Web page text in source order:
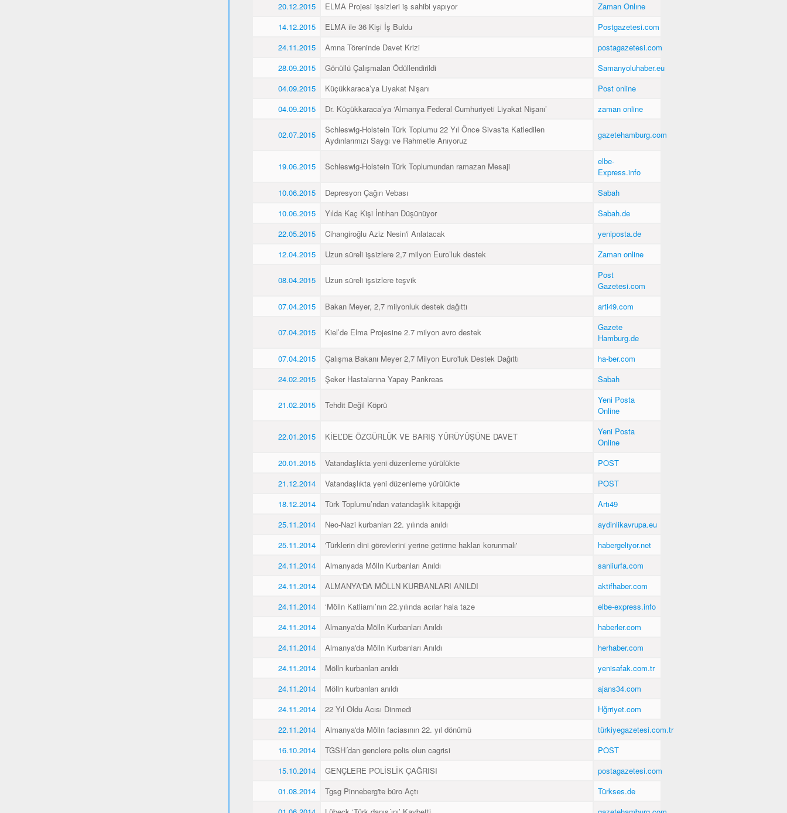
20.12.2015
ELMA Projesi işsizleri iş sahibi yapıyor
Zaman Onlıne
14.12.2015
ELMA ile 36 Kişi İş Buldu
Postgazetesi.com
24.11.2015
Amna Töreninde Davet Krizi
postagazetesi.com
28.09.2015
Gönüllü Çalışmaları Ödüllendirildi
Samanyoluhaber.eu
04.09.2015
Küçükkaraca’ya Liyakat Nişanı
Post online
04.09.2015
Dr. Küçükkaraca’ya ‘Almanya Federal Cumhuriyeti Liyakat Nişanı’ zaman online
02.07.2015
Schleswig-Holstein Türk Toplumu 22 Yıl Önce Sivas'ta Katledilen
Aydınlarımızı Saygı ve Rahmetle Anıyoruz
gazetehamburg.com
19.06.2015 Schleswig-Holstein Türk Toplumundan ramazan Mesaji
elbe-
Express.info
10.06.2015
Depresyon Çağın Vebası
Sabah
10.06.2015
Yılda Kaç Kişi İntıharı Düşünüyor
Sabah.de
22.05.2015
Cihangiroğlu Aziz Nesin'i Anlatacak
yeniposta.de
12.04.2015
Uzun süreli işsizlere 2,7 milyon Euro’luk destek Zaman online
08.04.2015 Uzun süreli işsizlere teşvik
Post
Gazetesi.com
07.04.2015
Bakan Meyer, 2,7 milyonluk destek dağıttı arti49.com
07.04.2015 Kiel’de Elma Projesine 2.7 milyon avro destek
Gazete
Hamburg.de
07.04.2015
Çalışma Bakanı Meyer 2,7 Milyon Euro'luk Destek Dağıttı
ha-ber.com
24.02.2015
Şeker Hastalarına Yapay Pankreas Sabah
21.02.2015 Tehdit Değil Köprü
Yeni Posta
Online
22.01.2015 KİEL’DE ÖZGÜRLÜK VE BARIŞ YÜRÜYÜŞÜNE DAVET
Yeni Posta
Online
20.01.2015
Vatandaşlıkta yeni düzenleme yürülükte
POST
21.12.2014
Vatandaşlıkta yeni düzenleme yürülükte
POST
18.12.2014
Türk Toplumu’ndan vatandaşlık kitapçığı
Artı49
25.11.2014
Neo-Nazi kurbanları 22. yılında anıldı
aydinlikavrupa.eu
25.11.2014
'Türklerin dini görevlerini yerine getirme hakları korunmalı'
habergeliyor.net
24.11.2014
Almanyada Mölln Kurbanları Anıldı
sanliurfa.com
24.11.2014
ALMANYA'DA MÖLLN KURBANLARI ANILDI
aktifhaber.com
24.11.2014
‘Mölln Katliamı’nın 22.yılında acılar hala taze
elbe-express.info
24.11.2014
Almanya'da Mölln Kurbanları Anıldı
haberler.com
24.11.2014
Almanya'da Mölln Kurbanları Anıldı
herhaber.com
24.11.2014
Mölln kurbanları anıldı
yenisafak.com.tr
24.11.2014
Mölln kurbanları anıldı
ajans34.com
24.11.2014
22 Yıl Oldu Acısı Dinmedi
Hğrriyet.com
22.11.2014
Almanya'da Mölln faciasının 22. yıl dönümü
türkiyegazetesi.com.tr
16.10.2014
TGSH´dan genclere polis olun cagrisi
POST
15.10.2014
GENÇLERE POLİSLİK ÇAĞRISI
postagazetesi.com
01.08.2014
Tgsg Pinneberg'te büro Açtı
Türkses.de